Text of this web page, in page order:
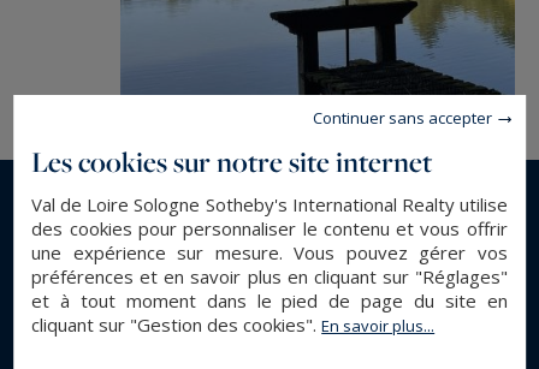
En savoir plus...
DESCRIPTION GÉNÉRALE
Les cookies sur notre site internet
Val de Loire Sologne Sotheby's International Realty utilise
des cookies pour personnaliser le contenu et vous offrir
une expérience sur mesure. Vous pouvez gérer vos
préférences et en savoir plus en cliquant sur "Réglages"
et à tout moment dans le pied de page du site en
cliquant sur "Gestion des cookies".En savoir plus...
Continuer sans accepter